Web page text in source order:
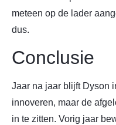
meteen op de lader
dus.
Conclusie
Jaar na jaar blijft Dyson
innoveren, maar de
in te zitten. Vorig jaar